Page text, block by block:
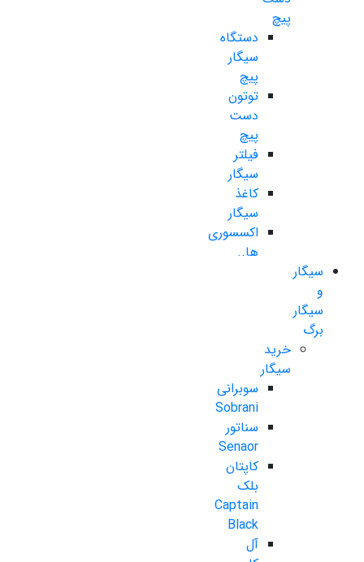
پیچ
دستگاه
سیگار
پیچ
توتون
دست
پیچ
فیلتر
سیگار
کاغذ
سیگار
اکسسوری
ها..
سیگار
و
سیگار
برگ
خرید
سیگار
سوبرانی
Sobrani
سناتور
Senaor
کاپتان
بلک
Captain
Black
آل